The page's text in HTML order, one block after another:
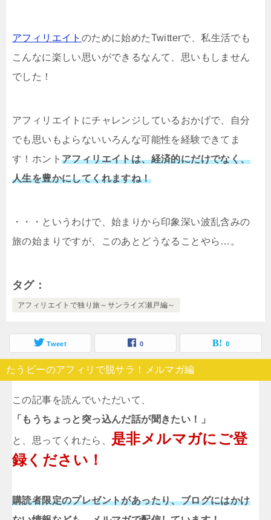
アフィリエイト のために始めたTwitterで、私生活でも
こんなに楽しい思いができるなんて、思いもしません
でした！
アフィリエイトにチャレンジしているおかげで、自分
でも思いもよらないいろんな可能性を経験できてま
す！ホント アフィリエイトは、経済的にだけでなく、
人生を豊かにしてくれますね！
・・・というわけで、始まりから印象深い波乱含みの
旅の始まりですが、このあとどうなることやら…。
タグ
アフィリエイトで独り旅～サンライズ瀬戸編～
Tweet 0 0
たうビーのアフィリで脱サラ！メルマガ編
この記事を読んでいただいて、
「もうちょっと突っ込んだ話が聞きたい！」
と、思ってくれたら、 是非メルマガにご登
録ください！
購読者限定のプレゼントがあったり、ブログにはかけ